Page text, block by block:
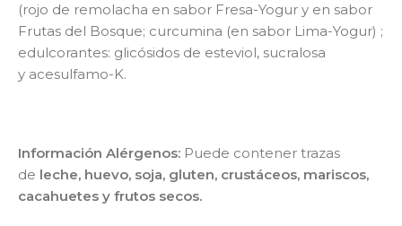
(rojo de remolacha en sabor Fresa-Yogur y en sabor
Frutas del Bosque; curcumina (en sabor Lima-Yogur) ;
edulcorantes: glicósidos de esteviol, sucralosa
y acesulfamo-K.
Información Alérgenos: Puede contener trazas
de leche, huevo, soja, gluten, crustáceos, mariscos,
cacahuetes y frutos secos.